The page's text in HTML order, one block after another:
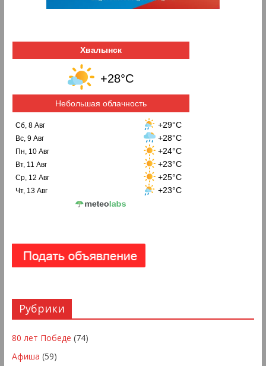
Хвалынск
+28°C
Небольшая облачность
Сб, 8 Авг +29°C
Вс, 9 Авг +28°C
Пн, 10 Авг +24°C
Вт, 11 Авг +23°C
Ср, 12 Авг +25°C
Чт, 13 Авг +23°C
Рубрики
80 лет Победе (74)
Афиша (59)